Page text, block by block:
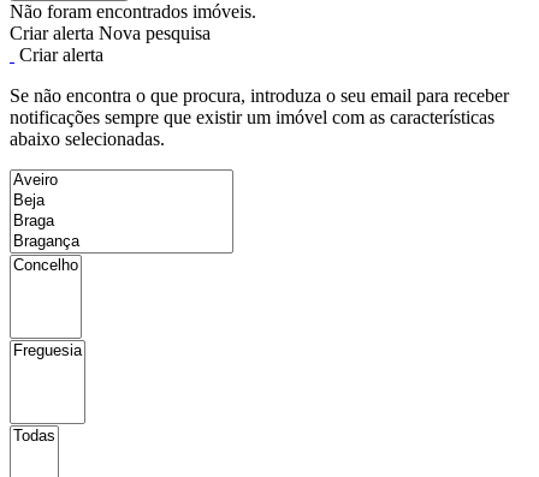
Não foram encontrados imóveis.
Criar alerta Nova pesquisa
Criar alerta
Se não encontra o que procura, introduza o seu email para receber
notificações sempre que existir um imóvel com as características
abaixo selecionadas.